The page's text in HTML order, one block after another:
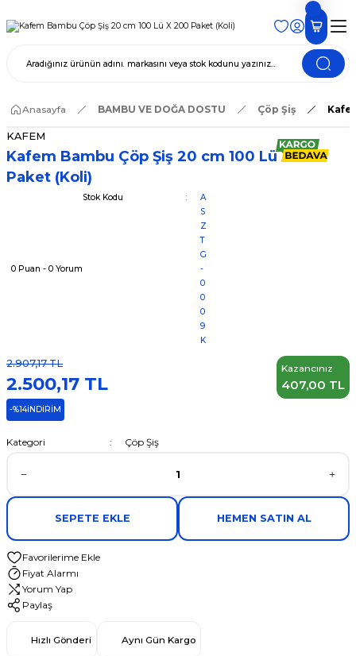
Anasayfa BAMBU VE DOĞA DOSTU Çöp Şiş
KAFEM
Kafem Bambu Çöp Şiş 20 cm 100 Lü X 200
Paket (Koli)
0 Puan - 0 Yorum
Stok Kodu
A
S
Z
T
G
-
0
0
0
9
K
2.907,17 TL
2.500,17 TL
-%14İNDİRİM
Kazancınız
407,00 TL
Kategori Çöp Şiş
SEPETE EKLE HEMEN SATIN AL
Fiyat Alarmı
Yorum Yap
Paylaş
Hızlı Gönderi Aynı Gün Kargo